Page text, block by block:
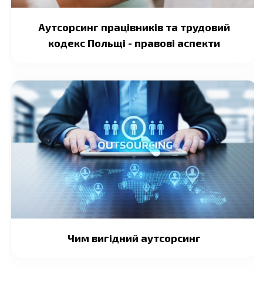
Аутсорсинг працівників та трудовий
кодекс Польщі - правові аспекти
Чим вигідний аутсорсинг